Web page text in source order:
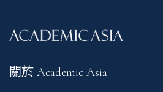
關於 Academic Asia